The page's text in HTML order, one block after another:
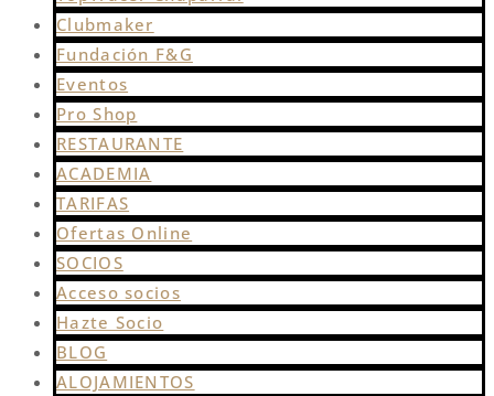
Clubmaker
Fundación F&G
Eventos
Pro Shop
RESTAURANTE
ACADEMIA
TARIFAS
Ofertas Online
SOCIOS
Acceso socios
Hazte Socio
BLOG
ALOJAMIENTOS